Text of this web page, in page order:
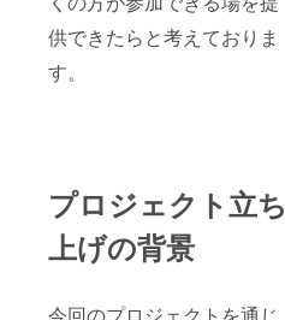
供できたらと考えておりま
す。
プロジェクト立ち
上げの背景